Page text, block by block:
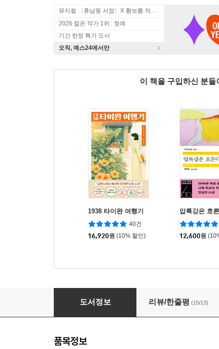
뮤지컬 〈휴남동 서점〉X 황보름 작가 북토크
2026 젊은 작가 1위 : 청예
기간 한정 특가 도서
오직, 예스24에서만
이 책을 구입하신 분
1938 타이완 여행기
40건
16,920원 (10% 할인)
압록강은 흐
12,600원
상상 속의 삶
도서정보 리뷰/한줄평 (15/13)
품목정보